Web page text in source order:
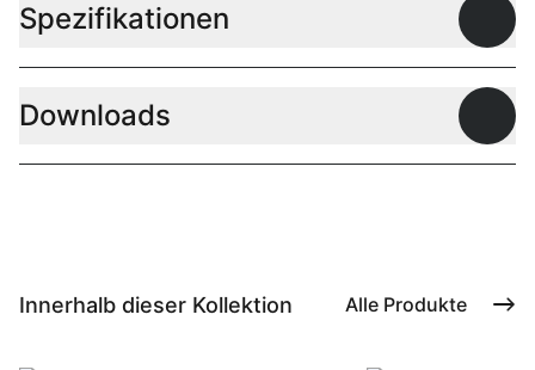
Spezifikationen
Downloads
Innerhalb dieser Kollektion Alle Produkte